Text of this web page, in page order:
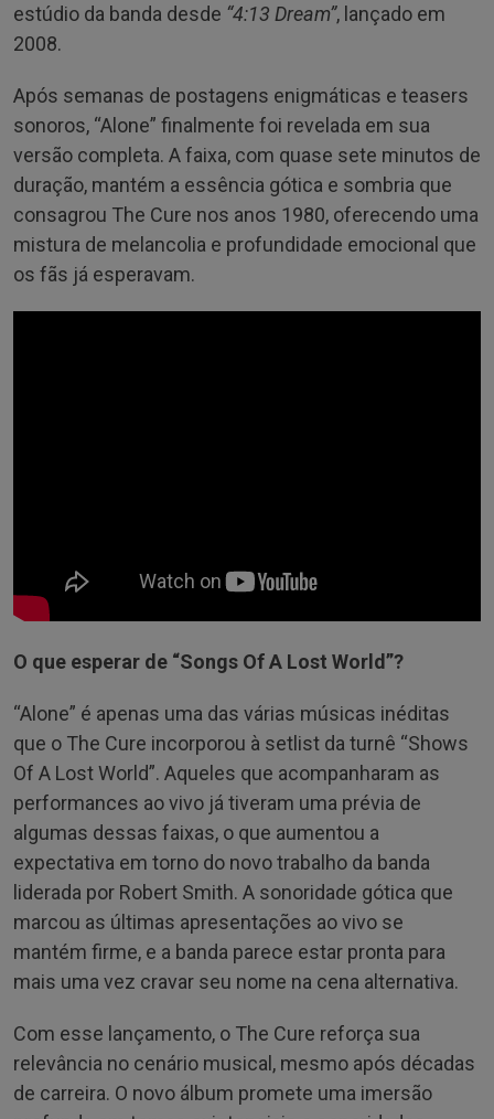
estúdio da banda desde “4:13 Dream”, lançado em
2008.
Após semanas de postagens enigmáticas e teasers
sonoros, “Alone” finalmente foi revelada em sua
versão completa. A faixa, com quase sete minutos de
duração, mantém a essência gótica e sombria que
consagrou The Cure nos anos 1980, oferecendo uma
mistura de melancolia e profundidade emocional que
os fãs já esperavam.
O que esperar de “Songs Of A Lost World”?
“Alone” é apenas uma das várias músicas inéditas
que o The Cure incorporou à setlist da turnê “Shows
Of A Lost World”. Aqueles que acompanharam as
performances ao vivo já tiveram uma prévia de
algumas dessas faixas, o que aumentou a
expectativa em torno do novo trabalho da banda
liderada por Robert Smith. A sonoridade gótica que
marcou as últimas apresentações ao vivo se
mantém firme, e a banda parece estar pronta para
mais uma vez cravar seu nome na cena alternativa.
Com esse lançamento, o The Cure reforça sua
relevância no cenário musical, mesmo após décadas
de carreira. O novo álbum promete uma imersão